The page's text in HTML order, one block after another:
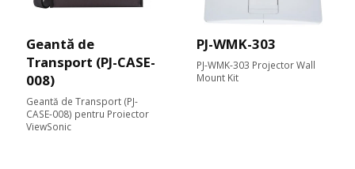
Geantă de
Transport (PJ-CASE-
008)
Geantă de Transport (PJ-
CASE-008) pentru Proiector
ViewSonic
PJ-WMK-303
PJ-WMK-303 Projector Wall
Mount Kit